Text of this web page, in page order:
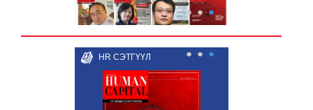
● ● ●
HR СЭТГҮҮЛ ● ● ●